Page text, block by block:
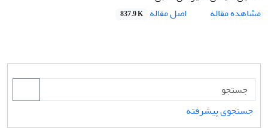
مشاهده مقاله
اصل مقاله 837.9 K
جستجوی پیشرفته